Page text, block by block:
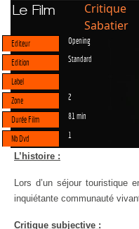
Le Film
Sabatier
Editeur Opening
Edition Standard
Label
Zone
2
Durée Film 81 min
Nb Dvd 1
L’histoire :
Lors d’un séjour touristique
inquiétante communauté
Critique subjective :